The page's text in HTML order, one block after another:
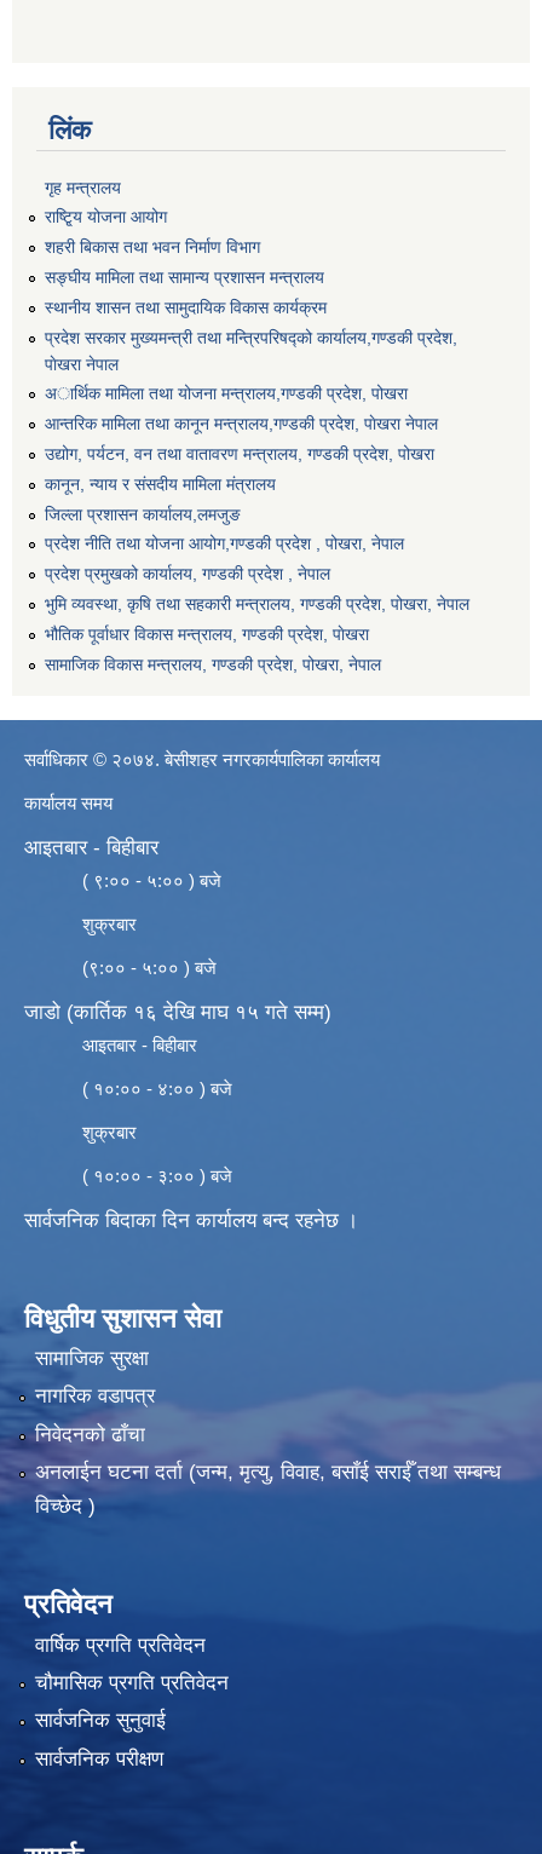
लिंक
गृह मन्त्रालय
राष्टि्ृय योजना आयोग
शहरी बिकास तथा भवन निर्माण विभाग
सङ्घीय मामिला तथा सामान्य प्रशासन मन्त्रालय
स्थानीय शासन तथा सामुदायिक विकास कार्यक्रम
प्रदेश सरकार मुख्यमन्त्री तथा मन्त्रिपरिषद्को कार्यालय,गण्डकी प्रदेश,
पाेखरा नेपाल
अार्थिक मामिला तथा योजना मन्त्रालय,गण्डकी प्रदेश, पोखरा
आन्तरिक मामिला तथा कानून मन्त्रालय,गण्डकी प्रदेश, पाेखरा नेपाल
उद्योग, पर्यटन, वन तथा वातावरण मन्त्रालय, गण्डकी प्रदेश, पोखरा
कानून, न्याय र संसदीय मामिला मंत्रालय
जिल्ला प्रशासन कार्यालय,लमजुङ
प्रदेश नीति तथा योजना आयोग,गण्डकी प्रदेश , पोखरा, नेपाल
प्रदेश प्रमुखको कार्यालय, गण्डकी प्रदेश , नेपाल
भुमि व्यवस्था, कृषि तथा सहकारी मन्त्रालय, गण्डकी प्रदेश, पोखरा, नेपाल
भौतिक पूर्वाधार विकास मन्त्रालय, गण्डकी प्रदेश, पाेखरा
सामाजिक विकास मन्त्रालय, गण्डकी प्रदेश, पोखरा, नेपाल
सर्वाधिकार © २०७४. बेसीशहर नगरकार्यपालिका कार्यालय
कार्यालय समय
आइतबार - बिहीबार
( ९:०० - ५:०० ) बजे
शुक्रबार
(९:०० - ५:०० ) बजे
जाडो (कार्तिक १६ देखि माघ १५ गते सम्म)
आइतबार - बिहीबार
( १०:०० - ४:०० ) बजे
शुक्रबार
( १०:०० - ३:०० ) बजे
सार्वजनिक बिदाका दिन कार्यालय बन्द रहनेछ ।
विधुतीय सुशासन सेवा
सामाजिक सुरक्षा
नागरिक वडापत्र
निवेदनको ढाँचा
अनलाईन घटना दर्ता (जन्म, मृत्यु, विवाह, बसाँई सराईँ तथा सम्बन्ध
विच्छेद )
प्रतिवेदन
वार्षिक प्रगति प्रतिवेदन
चौमासिक प्रगति प्रतिवेदन
सार्वजनिक सुनुवाई
सार्वजनिक परीक्षण